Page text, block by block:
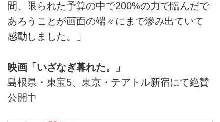
間、限られた予算の中で200%の力で臨んだで
あろうことが画面の端々にまで滲み出ていて
感動しました。」
映画「いざなぎ暮れた。」
島根県・東宝5、東京・テアトル新宿にて絶賛
公開中